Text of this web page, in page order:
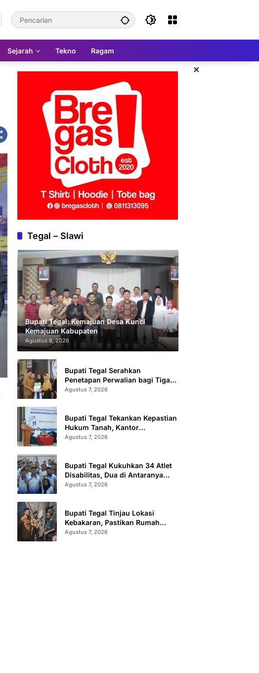
Sejarah Tekno Ragam
×
Tegal – Slawi
Bupati Tegal: Kemajuan Desa Kunci
Kemajuan Kabupaten
Agustus 8, 2026
Bupati Tegal Serahkan
Penetapan Perwalian bagi Tiga
Anak LKSA
Agustus 7, 2026
Bupati Tegal Tekankan Kepastian
Hukum Tanah, Kantor
Pertanahan Catat 296.869
Agustus 7, 2026
Bupati Tegal Kukuhkan 34 Atlet
Disabilitas, Dua di Antaranya
Berlaga di Level Dunia
Agustus 7, 2026
Bupati Tegal Tinjau Lokasi
Kebakaran, Pastikan Rumah
Korban Diperbaiki
Agustus 7, 2026